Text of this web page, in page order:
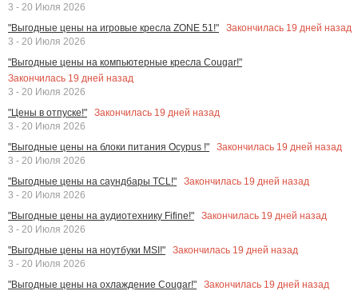
3 - 20 Июля 2026
"Выгодные цены на игровые кресла ZONE 51!"
Закончилась 19 дней назад
3 - 20 Июля 2026
"Выгодные цены на компьютерные кресла Cougar!"
Закончилась 19 дней назад
3 - 20 Июля 2026
"Цены в отпуске!"
Закончилась 19 дней назад
3 - 20 Июля 2026
"Выгодные цены на блоки питания Ocypus !"
Закончилась 19 дней назад
3 - 20 Июля 2026
"Выгодные цены на саундбары TCL!"
Закончилась 19 дней назад
3 - 20 Июля 2026
"Выгодные цены на аудиотехнику Fifine!"
Закончилась 19 дней назад
3 - 20 Июля 2026
"Выгодные цены на ноутбуки MSI!"
Закончилась 19 дней назад
3 - 20 Июля 2026
"Выгодные цены на охлаждение Cougar!"
Закончилась 19 дней назад